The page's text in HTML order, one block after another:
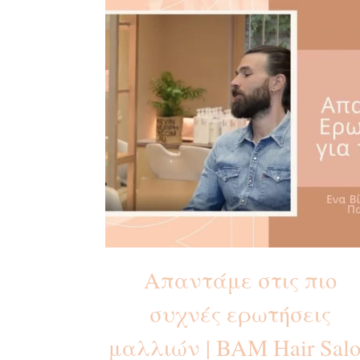
Απαντάμε στις πιο
συχνές ερωτήσεις
μαλλιών | BAM Hair